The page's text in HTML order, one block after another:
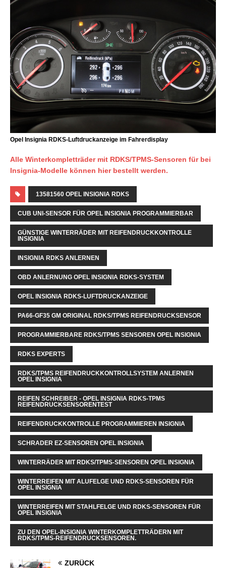
Opel Insignia RDKS-Luftdruckanzeige im Fahrerdisplay
Alle Winterkompletträder mit RDKS/TPMS-Sensoren für bei
Insignia-Modelle können hier bestellt werden.
13581560 OPEL INSIGNIA RDKS
CUB UNI-SENSOR FÜR OPEL INSIGNIA PROGRAMMIERBAR
GÜNSTIGE WINTERRÄDER MIT REIFENDRUCKKONTROLLE
INSIGNIA
INSIGNIA RDKS ANLERNEN
OBD ANLERNUNG OPEL INSIGNIA RDKS-SYSTEM
OPEL INSIGNIA RDKS-LUFTDRUCKANZEIGE
PA66-GF35 GM ORIGINAL RDKS/TPMS REIFENDRUCKSENSOR
PROGRAMMIERBARE RDKS/TPMS SENSOREN OPEL INSIGNIA
RDKS EXPERTS
RDKS/TPMS REIFENDRUCKKONTROLLSYSTEM ANLERNEN
OPEL INSIGNIA
REIFEN SCHREIBER - OPEL INSIGNIA RDKS-TPMS
REIFENDRUCKSENSORENTEST
REIFENDRUCKKONTROLLE PROGRAMMIEREN INSIGNIA
SCHRADER EZ-SENSOREN OPEL INSIGNIA
WINTERRÄDER MIT RDKS/TPMS-SENSOREN OPEL INSIGNIA
WINTERREIFEN MIT ALUFELGE UND RDKS-SENSOREN FÜR
OPEL INSIGNIA
WINTERREIFEN MIT STAHLFELGE UND RDKS-SENSOREN FÜR
OPEL INSIGNIA
ZU DEN OPEL-INSIGNIA WINTERKOMPLETTRÄDERN MIT
RDKS/TPMS-REIFENDRUCKSENSOREN.
ZURÜCK